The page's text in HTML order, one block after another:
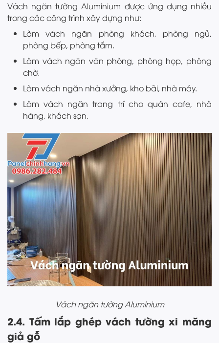
Vách ngăn tường Aluminium được ứng dụng nhiều
trong các công trình xây dựng như:
Làm vách ngăn phòng khách, phòng ngủ,
phòng bếp, phòng tắm.
Làm vách ngăn văn phòng, phòng họp, phòng
chờ.
Làm vách ngăn nhà xưởng, kho bãi, nhà máy.
Làm vách ngăn trang trí cho quán cafe, nhà
hàng, khách sạn.
Vách ngăn tường Aluminium
2.4. Tấm lắp ghép vách tường xi măng
giả gỗ